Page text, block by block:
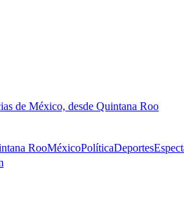
de México, desde Quintana Roo
RooMéxicoPolíticaDeportes